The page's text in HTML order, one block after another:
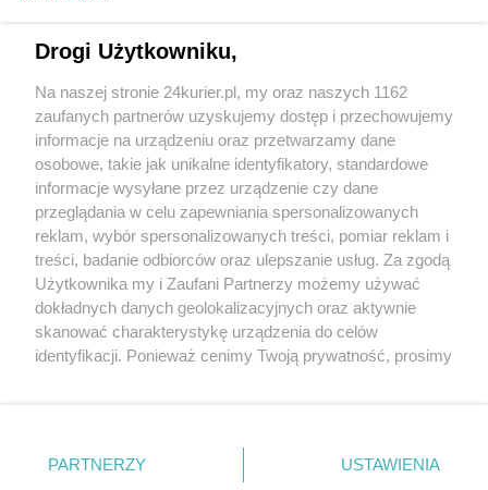
CZYTAJ TAKŻE
Awaria sygnalizacji na Bramie Portowej
Awaria sygnalizacji, policja kieruje ruchem
POGODA
14℃
Zobacz prognozę na 3 dni
Copyright © 2022 Kurier Szczeciński sp. z o.o.
Drogi Użytkowniku,
Na naszej stronie 24kurier.pl, my oraz naszych 1162
zaufanych partnerów uzyskujemy dostęp i przechowujemy
informacje na urządzeniu oraz przetwarzamy dane
osobowe, takie jak unikalne identyfikatory, standardowe
informacje wysyłane przez urządzenie czy dane
przeglądania w celu zapewniania spersonalizowanych
reklam, wybór spersonalizowanych treści, pomiar reklam i
treści, badanie odbiorców oraz ulepszanie usług. Za zgodą
Użytkownika my i Zaufani Partnerzy możemy używać
dokładnych danych geolokalizacyjnych oraz aktywnie
skanować charakterystykę urządzenia do celów
identyfikacji. Ponieważ cenimy Twoją prywatność, prosimy
prywatności znajdujący się w lewym dolnym rogu strony
. Niektóre rodzaje przetwarzania danych nie wymagają
PARTNERZY USTAWIENIA